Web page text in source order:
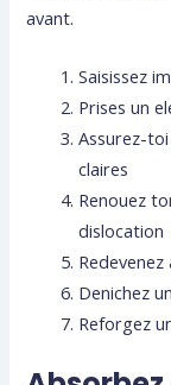
avant.
Saisissez
Prises un
Assurez-
claires
Renouez
dislocation
Denichez
Reforgez